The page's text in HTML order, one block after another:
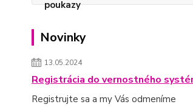
Novinky
13.05.2024
Registrácia do vernostného
Registrujte sa a my Vás odmeníme